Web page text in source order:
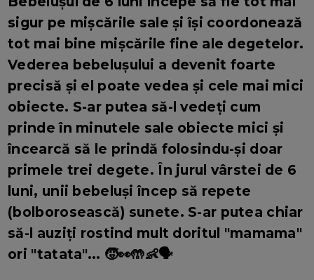
sigur pe mișcările sale și își coordonează
tot mai bine mișcările fine ale degetelor.
Vederea bebelușului a devenit foarte
precisă și el poate vedea și cele mai mici
obiecte. S-ar putea să-l vedeți cum
prinde în minutele sale obiecte mici și
încearcă să le prindă folosindu-și doar
primele trei degete. În jurul vârstei de 6
luni, unii bebeluși încep să repete
(bolborosească) sunete. S-ar putea chiar
să-l auziți rostind mult doritul "mamama"
ori "tatata"... 🧒👀🤲👶🗣️